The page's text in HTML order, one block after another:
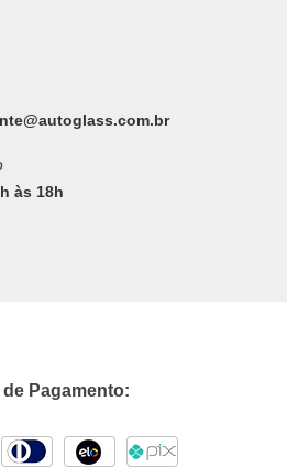
às 18h
de Pagamento: